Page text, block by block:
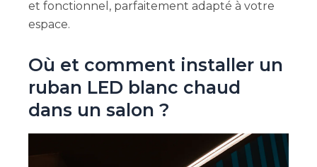
et fonctionnel, parfaitement adapté à votre
espace.
Où et comment installer un
ruban LED blanc chaud
dans un salon ?